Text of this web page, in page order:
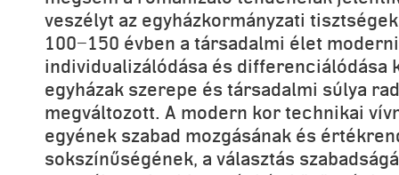
veszélyt az egyházkormányzati
100−150 évben a társadalmi élet
individualizálódása és differenciálódása
egyházak szerepe és társadalmi súlya
megváltozott. A modern kor technikai
egyének szabad mozgásának és
sokszínűségének, a választás